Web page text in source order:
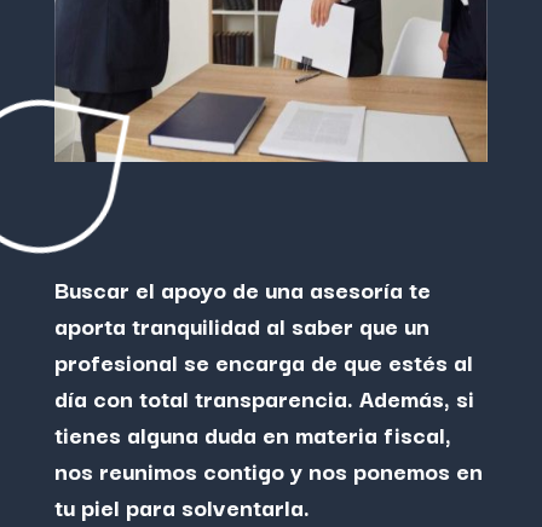
Buscar el apoyo de una asesoría te
aporta tranquilidad al saber que un
profesional se encarga de que estés al
día con total transparencia. Además, si
tienes alguna duda en materia fiscal,
nos reunimos contigo y nos ponemos en
tu piel para solventarla.